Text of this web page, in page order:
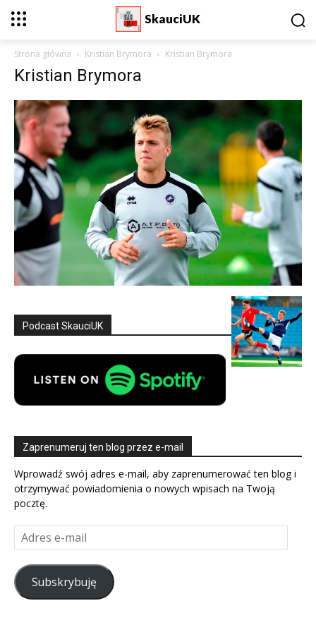
SkauciUK
Strona główna Kristian Brymora Kristian Brymora
Kristian Brymora
Podcast SkauciUK
Zaprenumeruj ten blog przez e-mail
Wprowadź swój adres e-mail, aby zaprenumerować ten blog i
otrzymywać powiadomienia o nowych wpisach na Twoją
pocztę.
Adres
e-
mail
Subskrybuję